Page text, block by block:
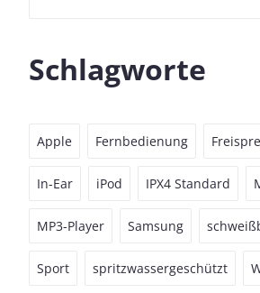
Schlagworte
Apple Fernbedienung
In-Ear iPod IPX4 Standard
MP3-Player Samsung
Sport spritzwassergeschützt